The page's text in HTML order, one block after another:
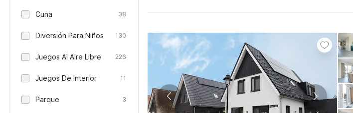
Cuna 38
Diversión Para Niños 130
Juegos Al Aire Libre 226
Juegos De Interior 11
Parque 3